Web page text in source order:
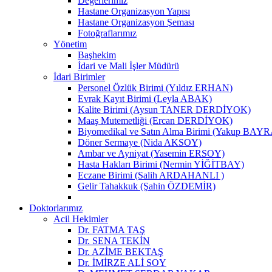
Hastane Organizasyon Yapısı
Hastane Organizasyon Şeması
Fotoğraflarımız
Yönetim
Başhekim
İdari ve Mali İşler Müdürü
İdari Birimler
Personel Özlük Birimi (Yıldız ERHAN)
Evrak Kayıt Birimi (Leyla ABAK)
Kalite Birimi (Aysun TANER DERDİYOK)
Maaş Mutemetliği (Ercan DERDİYOK)
Biyomedikal ve Satın Alma Birimi (Yakup
Döner Sermaye (Nida AKSOY)
Ambar ve Ayniyat (Yasemin ERSOY)
Hasta Hakları Birimi (Nermin YİĞİTBAY)
Eczane Birimi (Salih ARDAHANLI )
Gelir Tahakkuk (Şahin ÖZDEMİR)
Doktorlarımız
Acil Hekimler
Dr. FATMA TAŞ
Dr. SENA TEKİN
Dr. AZİME BEKTAŞ
Dr. İMİRZE ALİ SOY